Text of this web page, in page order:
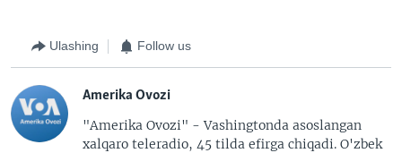
Ulashing Follow us
Amerika Ovozi
"Amerika Ovozi" - Vashingtonda asoslangan
xalqaro teleradio, 45 tilda efirga chiqadi. O'zbek